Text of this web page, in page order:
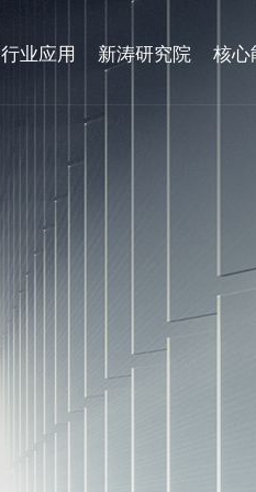
行业应用 新涛研究院 核心